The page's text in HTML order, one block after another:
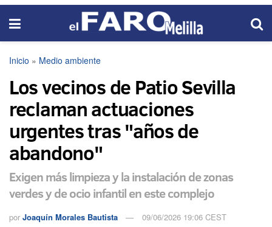
Inicio » Medio ambiente
Los vecinos de Patio Sevilla
reclaman actuaciones
urgentes tras "años de
abandono"
Exigen más limpieza y la instalación de zonas
verdes y de ocio infantil en este complejo
por Joaquín Morales Bautista 09/06/2026 19:06 CEST